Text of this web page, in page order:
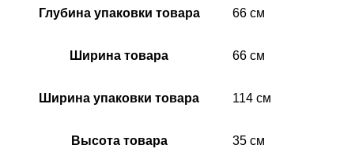
Глубина упаковки товара 66 см
Ширина товара 66 см
Ширина упаковки товара 114 см
Высота товара 35 см